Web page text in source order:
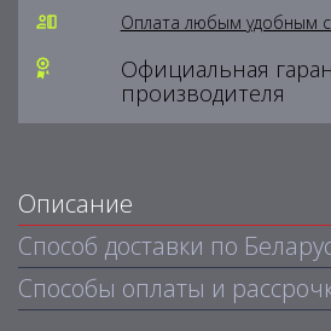
Оплата любым удобным
Официальная
производителя
Описание
Способ доставки по
Способы оплаты и